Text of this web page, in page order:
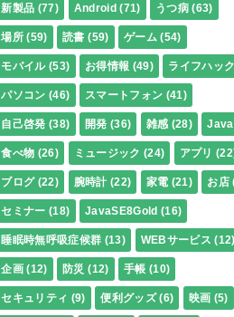
新製品 (77) Android (71) うつ病 (63)
場所 (59) 読書 (59) ゲーム (54)
モバイル (53) お得情報 (49) ライフハック
パソコン (46) スマートフォン (41)
自己啓発 (38) 開発 (36) 雑感 (28) Java
食べ物 (26) ミュージック (24) アプリ
ブログ (22) 腕時計 (22) 家電 (21) お店
セミナー (18) JavaSE8Gold (16)
睡眠時無呼吸症候群 (13) WEBサービス (12)
企画 (12) 防災 (12) 手帳 (10)
セキュリティ (9) 便利グッズ (6) 映画 (5)